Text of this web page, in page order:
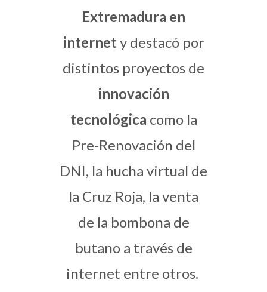
Extremadura en
internet y destacó por
distintos proyectos de
innovación
tecnológica como la
Pre-Renovación del
DNI, la hucha virtual de
la Cruz Roja, la venta
de la bombona de
butano a través de
internet entre otros.